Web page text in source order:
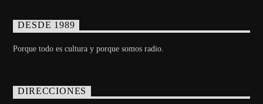
DESDE 1989
Porque todo es cultura y porque somos radio.
DIRECCIONES